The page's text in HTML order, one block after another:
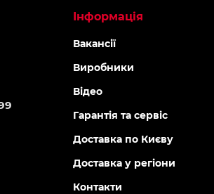
Інформація
Вакансії
Виробники
Відео
Гарантія та сервіс
Доставка по Києву
Доставка у регіони
Контакти